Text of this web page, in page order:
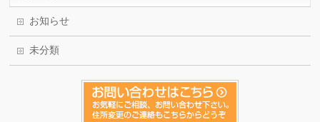
お知らせ
未分類